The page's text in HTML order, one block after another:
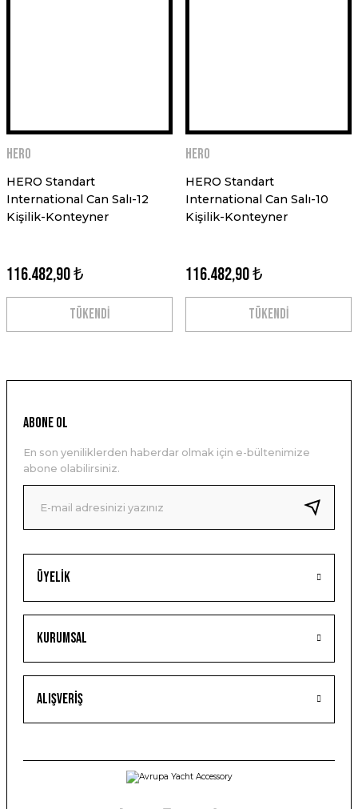
HERO
HERO Standart
International Can Salı-12
Kişilik-Konteyner
116.482,90 ₺
TÜKENDİ
HERO
HERO Standart
International Can Salı-10
Kişilik-Konteyner
116.482,90 ₺
TÜKENDİ
Üyelik
Kurumsal
Alışveriş
ABONE OL
En son yeniliklerden haberdar olmak için e-bültenimize
abone olabilirsiniz.